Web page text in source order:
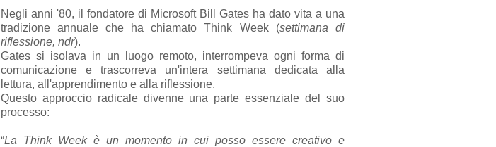
Negli anni '80, il fondatore di Microsoft Bill Gates ha dato vita a una
tradizione annuale che ha chiamato Think Week (settimana di
riflessione, ndr).
Gates si isolava in un luogo remoto, interrompeva ogni forma di
comunicazione e trascorreva un'intera settimana dedicata alla
lettura, all'apprendimento e alla riflessione.
Questo approccio radicale divenne una parte essenziale del suo
processo:
“La Think Week è un momento in cui posso essere creativo e